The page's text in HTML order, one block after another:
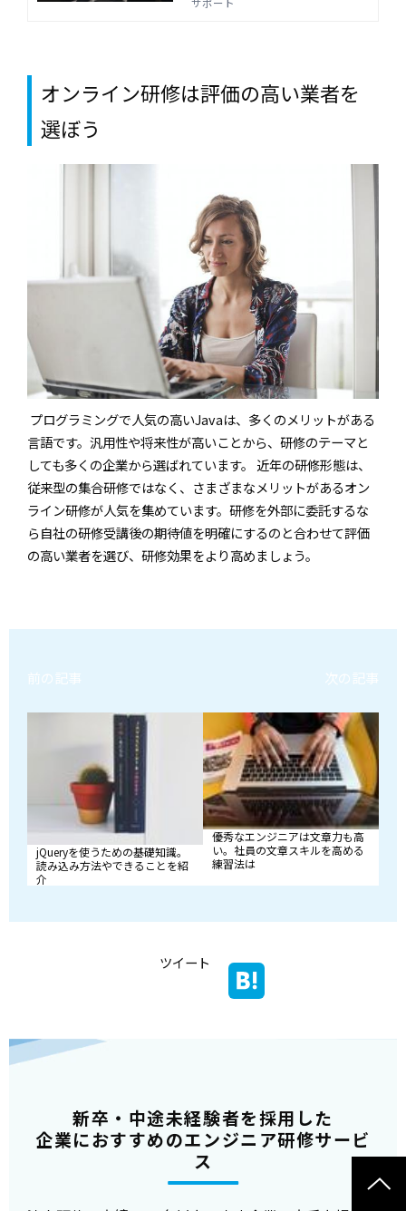
オンライン研修は評価の高い業者を
選ぼう
プログラミングで人気の高いJavaは、多くのメリットがある
言語です。汎用性や将来性が高いことから、研修のテーマと
しても多くの企業から選ばれています。 近年の研修形態は、
従来型の集合研修ではなく、さまざまなメリットがあるオン
ライン研修が人気を集めています。研修を外部に委託するな
ら自社の研修受講後の期待値を明確にするのと合わせて評価
の高い業者を選び、研修効果をより高めましょう。
前の記事
jQueryを使うための基礎知識。
読み込み方法やできることを紹
介
次の記事
優秀なエンジニアは文章力も高
い。社員の文章スキルを高める
練習法は
ツイート
新卒・中途未経験者を採用した
企業におすすめのエンジニア研修サービ
ス